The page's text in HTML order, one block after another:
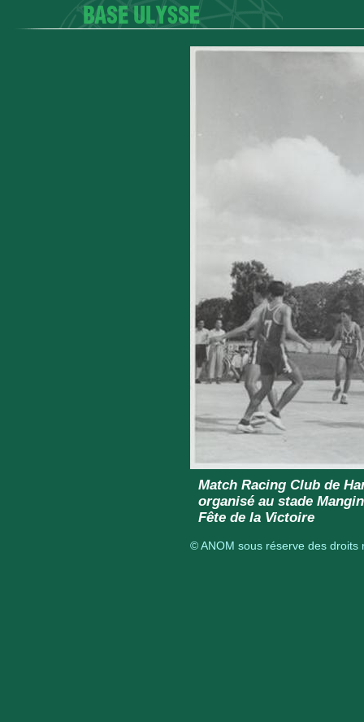
Match Racing Club de
organisé au stade
Fête de la Victoire
© ANOM sous réserve des